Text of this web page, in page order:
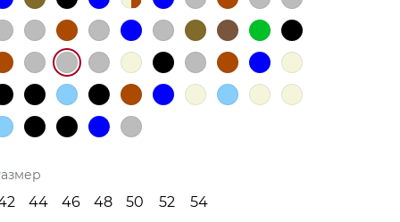
44 46 48 50 52 54